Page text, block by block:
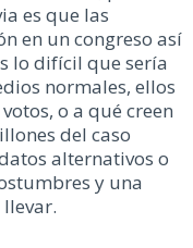
es que las
en un congreso así
lo difícil que sería
normales, ellos
o a qué creen
del caso
alternativos o
y una